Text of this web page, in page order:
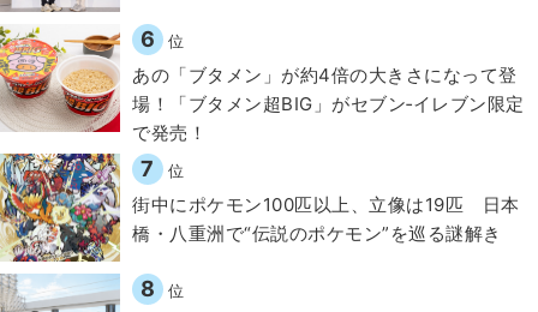
6 位
あの「ブタメン」が約4倍の大きさになって登
場！「ブタメン超BIG」がセブン‐イレブン限定
で発売！
7 位
街中にポケモン100匹以上、立像は19匹 日本
橋・八重洲で“伝説のポケモン”を巡る謎解き
8 位